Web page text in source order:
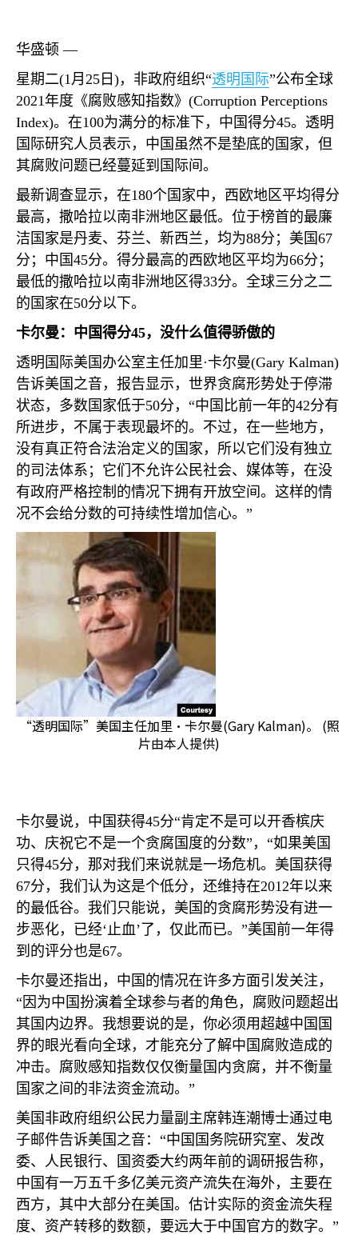
华盛顿 —
星期二(1月 25 日 )，非政府组织“透明国际”公布全球
2021年度《腐败感知指数》 (Corruption Perceptions
Index)。在100为满分的标准下，中国得分45。透明
国际研究人员表示，中国虽然不是垫底的国家，但
其腐败问题已经蔓延到国际间。
最新调查显示，在180个国家中，西欧地区平均得分
最高，撒哈拉以南非洲地区最低。位于榜首的最廉
洁国家是丹麦、芬兰、新西兰，均为88分；美国67
分；中国45分。得分最高的西欧地区平均为66分；
最低的撒哈拉以南非洲地区得33分。全球三分之二
的国家在50分以下。
卡尔曼：中国得分45，没什么值得骄傲的
透明国际美国办公室主任加里·卡尔曼(Gary Kalman)
告诉美国之音，报告显示，世界贪腐形势处于停滞
状态，多数国家低于50分，“中国比前一年的42分有
所进步，不属于表现最坏的。不过，在一些地方，
没有真正符合法治定义的国家，所以它们没有独立
的司法体系；它们不允许公民社会、媒体等，在没
有政府严格控制的情况下拥有开放空间。这样的情
况不会给分数的可持续性增加信心。”
“透明国际”美国主任加里·卡尔曼(Gary Kalman)。 (照
片由本人提供)
卡尔曼说，中国获得45分“肯定不是可以开香槟庆
功、庆祝它不是一个贪腐国度的分数”，“如果美国
只得45分，那对我们来说就是一场危机。美国获得
67分，我们认为这是个低分，还维持在2012年以来
的最低谷。我们只能说，美国的贪腐形势没有进一
步恶化，已经‘止血’了，仅此而已。”美国前一年得
到的评分也是67。
卡尔曼还指出，中国的情况在许多方面引发关注，
“因为中国扮演着全球参与者的角色，腐败问题超出
其国内边界。我想要说的是，你必须用超越中国国
界的眼光看向全球，才能充分了解中国腐败造成的
冲击。腐败感知指数仅仅衡量国内贪腐，并不衡量
国家之间的非法资金流动。”
美国非政府组织公民力量副主席韩连潮博士通过电
子邮件告诉美国之音：“中国国务院研究室、发改
委、人民银行、国资委大约两年前的调研报告称，
中国有一万五千多亿美元资产流失在海外，主要在
西方，其中大部分在美国。估计实际的资金流失程
度、资产转移的数额，要远大于中国官方的数字。”